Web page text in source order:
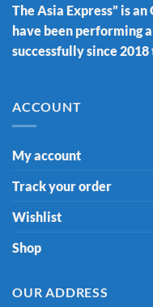
The Asia Express” is
have been performing
successfully since
ACCOUNT
My account
Track your order
Wishlist
Shop
OUR ADDRESS